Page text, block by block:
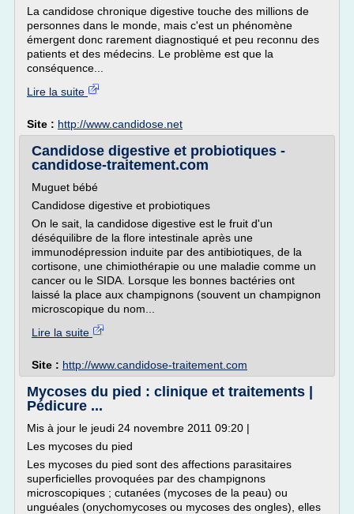
La candidose chronique digestive touche des millions de
personnes dans le monde, mais c'est un phénomène
émergent donc rarement diagnostiqué et peu reconnu des
patients et des médecins. Le problème est que la
conséquence...
Lire la suite
Site : http://www.candidose.net
Candidose digestive et probiotiques -
candidose-traitement.com
Muguet bébé
Candidose digestive et probiotiques
On le sait, la candidose digestive est le fruit d'un
déséquilibre de la flore intestinale après une
immunodépression induite par des antibiotiques, de la
cortisone, une chimiothérapie ou une maladie comme un
cancer ou le SIDA. Lorsque les bonnes bactéries ont
laissé la place aux champignons (souvent un champignon
microscopique du nom...
Lire la suite
Site : http://www.candidose-traitement.com
Mycoses du pied : clinique et traitements |
Pédicure ...
Mis à jour le jeudi 24 novembre 2011 09:20 |
Les mycoses du pied
Les mycoses du pied sont des affections parasitaires
superficielles provoquées par des champignons
microscopiques ; cutanées (mycoses de la peau) ou
unguéales (onychomycoses ou mycoses des ongles), elles